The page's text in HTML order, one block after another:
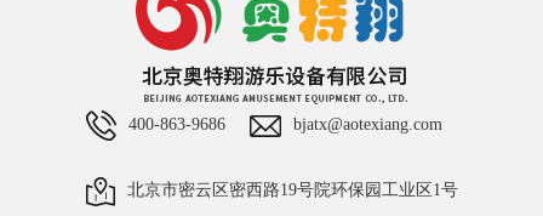
400-863-9686 bjatx@aotexiang.com
北京市密云区密西路19号院环保园工业区1号